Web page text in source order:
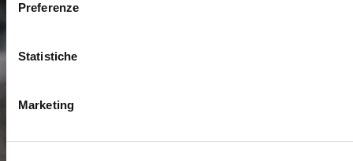
Preferenze
Statistiche
Marketing